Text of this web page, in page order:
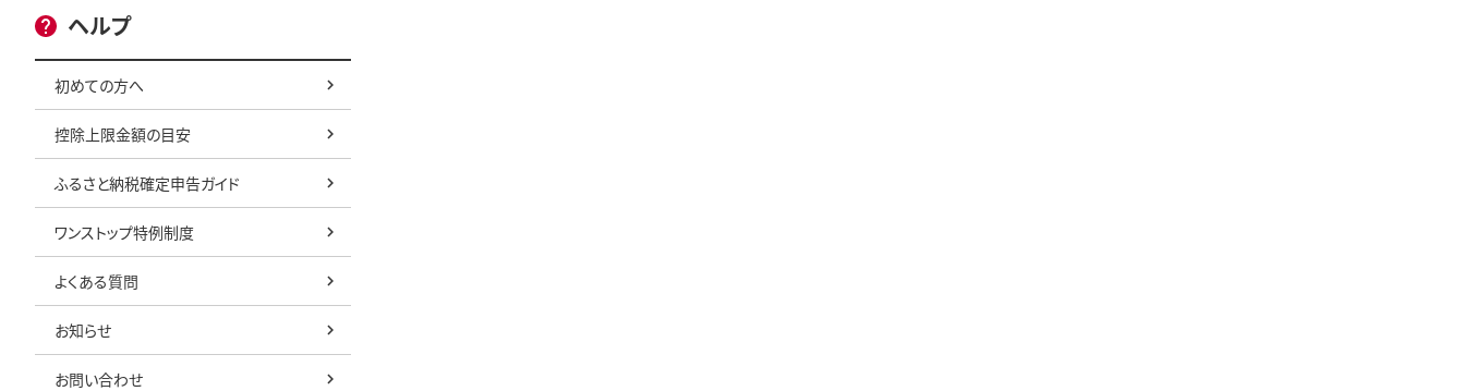
ヘルプ
初めての方へ
控除上限金額の目安
ふるさと納税確定申告ガイド
ワンストップ特例制度
よくある質問
お知らせ
お問い合わせ